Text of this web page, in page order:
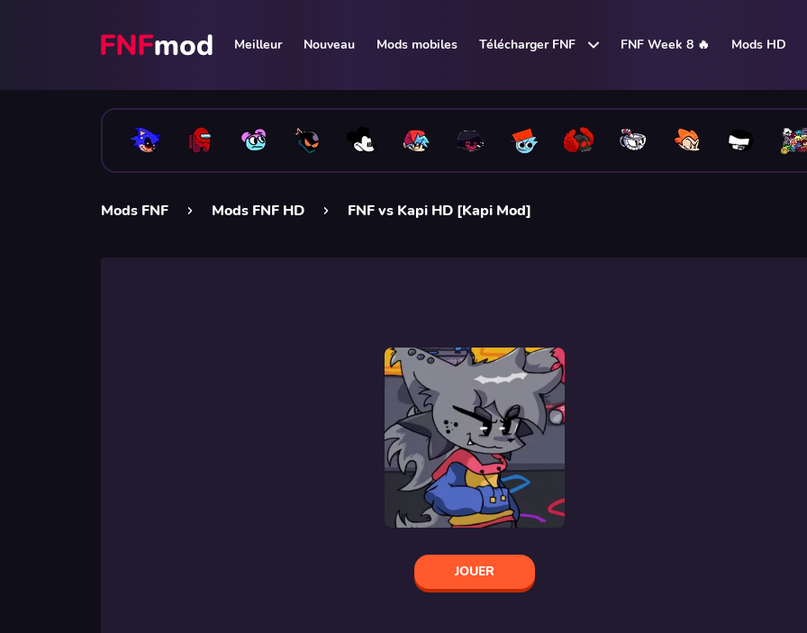
Meilleur Nouveau Mods mobiles Télécharger FNF FNF Week 8 🔥 Mods HD
Mods FNF Mods FNF HD FNF vs Kapi HD [Kapi Mod]
JOUER